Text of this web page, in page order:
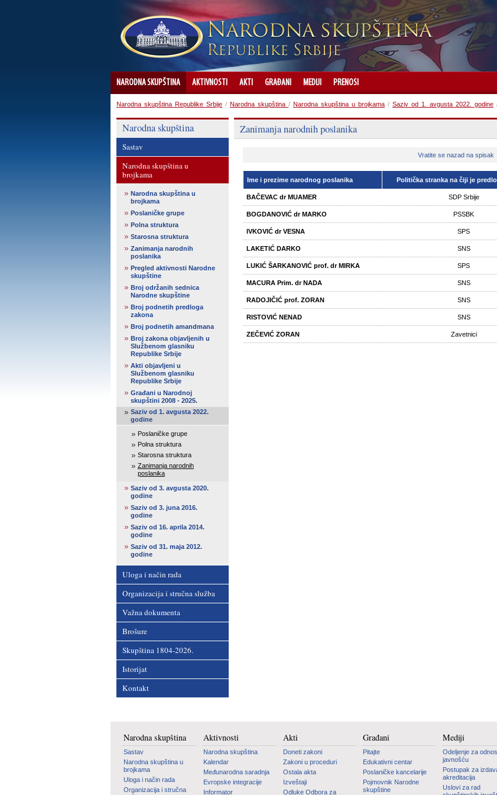
NARODNA SKUPŠTINA AKTIVNOSTI AKTI GRAĐANI MEDIJI PRENOSI
Narodna skupština Republike Srbije / Narodna skupština / Narodna skupština u brojkama / Saziv od 1. avgusta 2022. godine
Narodna skupština
Sastav
Narodna skupština u
brojkama
Narodna skupština u
brojkama
Poslaničke grupe
Polna struktura
Starosna struktura
Zanimanja narodnih
poslanika
Pregled aktivnosti Narodne
skupštine
Broj održanih sednica
Narodne skupštine
Broj podnetih predloga
zakona
Broj podnetih amandmana
Broj zakona objavljenih u
Službenom glasniku
Republike Srbije
Akti objavljeni u
Službenom glasniku
Republike Srbije
Građani u Narodnoj
skupštini 2008 - 2025.
Saziv od 1. avgusta 2022.
godine
Poslaničke grupe
Polna struktura
Starosna struktura
Zanimanja narodnih
poslanika
Saziv od 3. avgusta 2020.
godine
Saziv od 3. juna 2016.
godine
Saziv od 16. aprila 2014.
godine
Saziv od 31. maja 2012.
godine
Uloga i način rada
Organizacija i stručna služba
Važna dokumenta
Brošure
Skupština 1804-2026.
Istorijat
Kontakt
Zanimanja narodnih poslanika
Vratite se nazad na spisak
Ime i prezime narodnog poslanika Politička stranka na čiji je
BAČEVAC dr MUAMER SDP Srbije
BOGDANOVIĆ dr MARKO PSSBK
IVKOVIĆ dr VESNA SPS
LAKETIĆ DARKO SNS
LUKIĆ ŠARKANOVIĆ prof. dr MIRKA SPS
MACURA Prim. dr NADA SNS
RADOJIČIĆ prof. ZORAN SNS
RISTOVIĆ NENAD SNS
ZEČEVIĆ ZORAN Zavetnici
Narodna skupština
Sastav
Narodna skupština u
brojkama
Uloga i način rada
Organizacija i stručna
Aktivnosti
Narodna skupština
Kalendar
Međunarodna saradnja
Evropske integracije
Informator
Akti
Doneti zakoni
Zakoni u proceduri
Ostala akta
Izveštaji
Odluke Odbora za
Građani
Pitajte
Edukativni centar
Poslaničke kancelarije
Pojmovnik Narodne
skupštine
Mediji
Odeljenje za
javnošću
Postupak za
akreditacija
Uslovi za rad